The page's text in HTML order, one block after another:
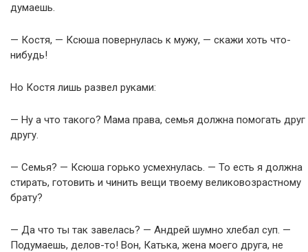
думаешь.
— Костя, — Ксюша повернулась к мужу, — скажи хоть что-
нибудь!
Но Костя лишь развел руками:
— Ну а что такого? Мама права, семья должна помогать друг
другу.
— Семья? — Ксюша горько усмехнулась. — То есть я должна
стирать, готовить и чинить вещи твоему великовозрастному
брату?
— Да что ты так завелась? — Андрей шумно хлебал суп. —
Подумаешь, делов-то! Вон, Катька, жена моего друга, не